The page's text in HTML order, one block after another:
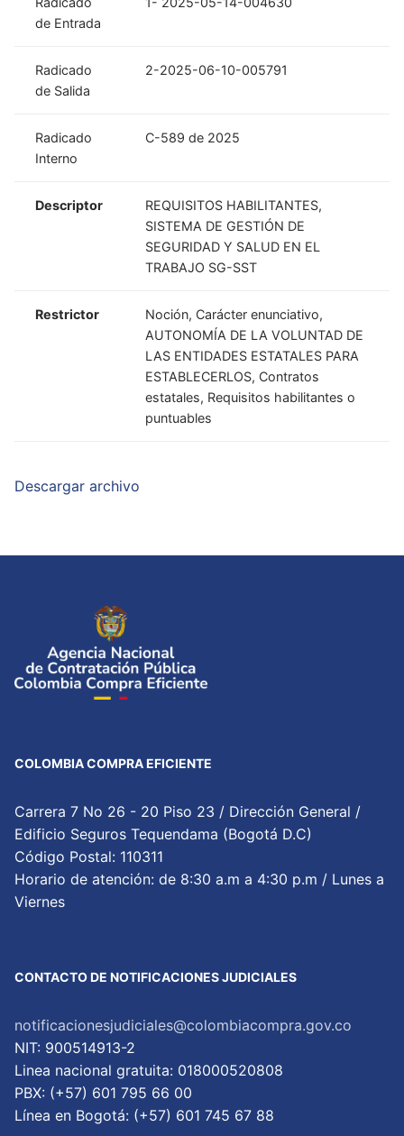
de Entrada
Radicado
de Salida
2-2025-06-10-005791
Radicado
Interno
C-589 de 2025
Descriptor
REQUISITOS HABILITANTES,
SISTEMA DE GESTIÓN DE
SEGURIDAD Y SALUD EN EL
TRABAJO SG-SST
Restrictor
Noción, Carácter enunciativo,
AUTONOMÍA DE LA VOLUNTAD DE
LAS ENTIDADES ESTATALES PARA
ESTABLECERLOS, Contratos
estatales, Requisitos habilitantes o
puntuables
Descargar archivo
COLOMBIA COMPRA EFICIENTE
Carrera 7 No 26 - 20 Piso 23 / Dirección General /
Edificio Seguros Tequendama (Bogotá D.C)
Código Postal: 110311
Horario de atención: de 8:30 a.m a 4:30 p.m / Lunes a
Viernes
CONTACTO DE NOTIFICACIONES JUDICIALES
notificacionesjudiciales@colombiacompra.gov.co
NIT: 900514913-2
Linea nacional gratuita: 018000520808
PBX: (+57) 601 795 66 00
Lí­nea en Bogotá: (+57) 601 745 67 88